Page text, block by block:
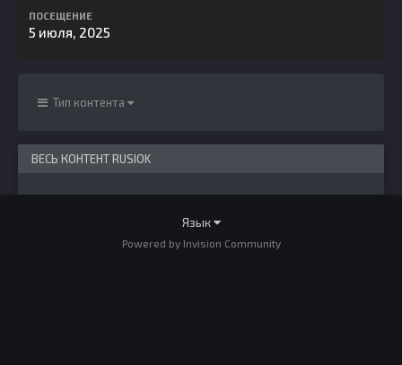
ПОСЕЩЕНИЕ
5 июля, 2025
Тип контента
ВЕСЬ КОНТЕНТ RUSIOK
Язык
Powered by Invision Community